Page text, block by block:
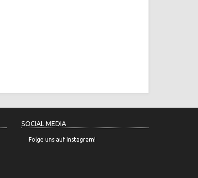
SOCIAL MEDIA
Folge uns auf Instagram!